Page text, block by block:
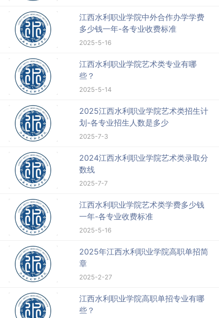
江西水利职业学院中外合作办学学费
多少钱一年-各专业收费标准
2025-5-16
江西水利职业学院艺术类专业有哪
些？
2025-5-14
2025江西水利职业学院艺术类招生计
划-各专业招生人数是多少
2025-7-3
2024江西水利职业学院艺术类录取分
数线
2025-7-7
江西水利职业学院艺术类学费多少钱
一年-各专业收费标准
2025-5-16
2025年江西水利职业学院高职单招简
章
2025-2-27
江西水利职业学院高职单招专业有哪
些？